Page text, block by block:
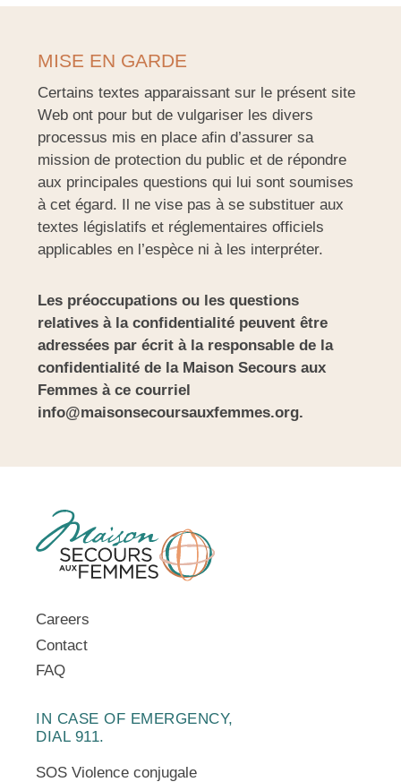
MISE EN GARDE
Certains textes apparaissant sur le présent site
Web ont pour but de vulgariser les divers
processus mis en place afin d’assurer sa
mission de protection du public et de répondre
aux principales questions qui lui sont soumises
à cet égard. Il ne vise pas à se substituer aux
textes législatifs et réglementaires officiels
applicables en l’espèce ni à les interpréter.
Les préoccupations ou les questions
relatives à la confidentialité peuvent être
adressées par écrit à la responsable de la
confidentialité de la Maison Secours aux
Femmes à ce courriel
info@maisonsecoursauxfemmes.org.
Careers
Contact
FAQ
IN CASE OF EMERGENCY,
DIAL 911.
SOS Violence conjugale